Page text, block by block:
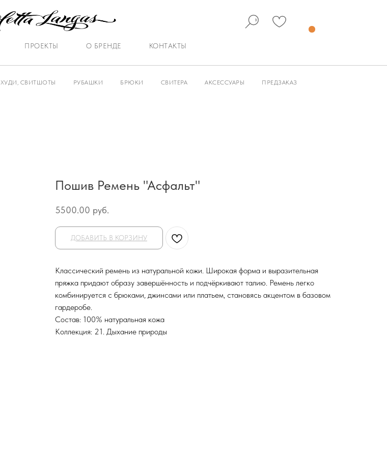
ПРОЕКТЫ О БРЕНДЕ КОНТАКТЫ
ХУДИ, СВИТШОТЫ РУБАШКИ БРЮКИ СВИТЕРА АКСЕССУАРЫ ПРЕДЗАКАЗ
Пошив Ремень "Асфальт"
5500.00 руб.
ДОБАВИТЬ В КОРЗИНУ
Классический ремень из натуральной кожи. Широкая форма и выразительная
пряжка придают образу завершённость и подчёркивают талию. Ремень легко
комбинируется с брюками, джинсами или платьем, становясь акцентом в базовом
гардеробе.
Состав: 100% натуральная кожа
Коллекция: 21. Дыхание природы